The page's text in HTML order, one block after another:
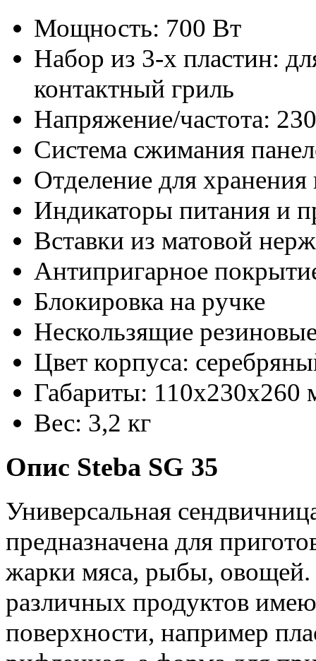
Мощность: 700 Вт
Набор из 3-х пластин:
контактный гриль
Напряжение/частота:
Система сжимания
Отделение для
Индикаторы питания и
Вставки из матовой
Антипригарное
Блокировка на ручке
Нескользящие
Цвет корпуса:
Габариты: 110х230х260
Вес: 3,2 кг
Опис Steba SG 35
Универсальная
предназначена для
жарки мяса, рыбы,
различных продуктов
поверхности, например